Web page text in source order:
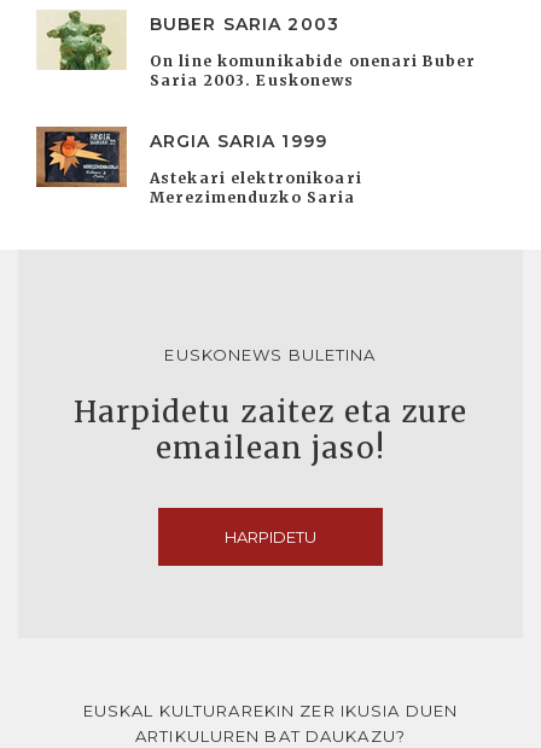
BUBER SARIA 2003
On line komunikabide onenari Buber
Saria 2003. Euskonews
ARGIA SARIA 1999
Astekari elektronikoari
Merezimenduzko Saria
EUSKONEWS BULETINA
Harpidetu zaitez eta zure
emailean jaso!
HARPIDETU
EUSKAL KULTURAREKIN ZER IKUSIA DUEN
ARTIKULUREN BAT DAUKAZU?